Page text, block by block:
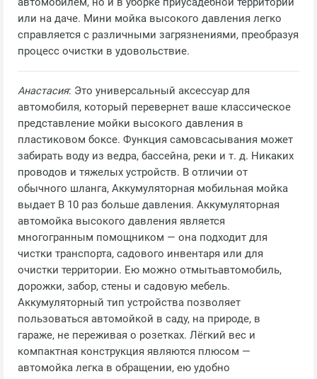
или на даче. Мини мойка высокого давления легко
справляется с различными загрязнениями, преобразуя
процесс очистки в удовольствие.
Анастасия: Это универсальный аксессуар для
автомобиля, который перевернет ваше классическое
представление мойки высокого давления в
пластиковом боксе. Функция самовсасывания может
забирать воду из ведра, бассейна, реки и т. д. Никаких
проводов и тяжелых устройств. В отличии от
обычного шланга, Аккумуляторная мобильная мойка
выдает В 10 раз больше давления. Аккумуляторная
автомойка высокого давления является
многогранным помощником — она подходит для
чистки транспорта, садового инвентаря или для
очистки территории. Ею можно отмытьавтомобиль,
дорожки, забор, стены и садовую мебель.
Аккумуляторный тип устройства позволяет
пользоваться автомойкой в саду, на природе, в
гараже, не переживая о розетках. Лёгкий вес и
компактная конструкция являются плюсом —
автомойка легка в обращении, ею удобно